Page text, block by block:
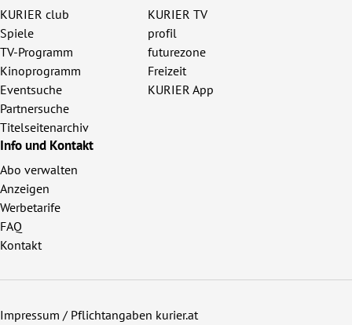
KURIER club
Spiele
TV-Programm
Kinoprogramm
Eventsuche
Partnersuche
Titelseitenarchiv
KURIER TV
profil
futurezone
Freizeit
KURIER App
Info und Kontakt
Abo verwalten
Anzeigen
Werbetarife
FAQ
Kontakt
Impressum / Pflichtangaben kurier.at